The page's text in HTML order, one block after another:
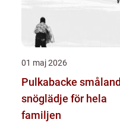
01 maj 2026
Pulkabacke småland
snöglädje för hela
familjen